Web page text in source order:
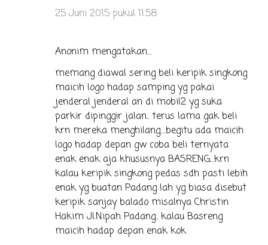
25 Juni 2015 pukul 11.58
Anonim mengatakan…
memang diawal sering beli keripik singkong
maicih logo hadap samping yg pakai
jenderal jenderal an di mobil2 yg suka
parkir dipinggir jalan.. terus lama gak beli
krn mereka menghilang….begitu ada maicih
logo hadap depan gw coba beli ternyata
enak enak aja khususnya BASRENG…krn
kalau keripik singkong pedas sdh pasti lebih
enak yg buatan Padang lah yg biasa disebut
keripik sanjay balado misalnya Christin
Hakim Jl.Nipah Padang.. kalau Basreng
maicih hadap depan enak kok